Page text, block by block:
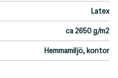
Latex
ca 2650 g/m2
Hemmamiljö, kontor